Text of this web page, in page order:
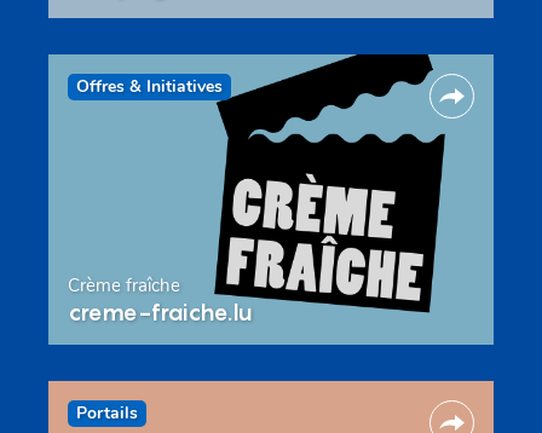
Offres & Initiatives
Crème fraîche
creme-fraiche.lu
Portails